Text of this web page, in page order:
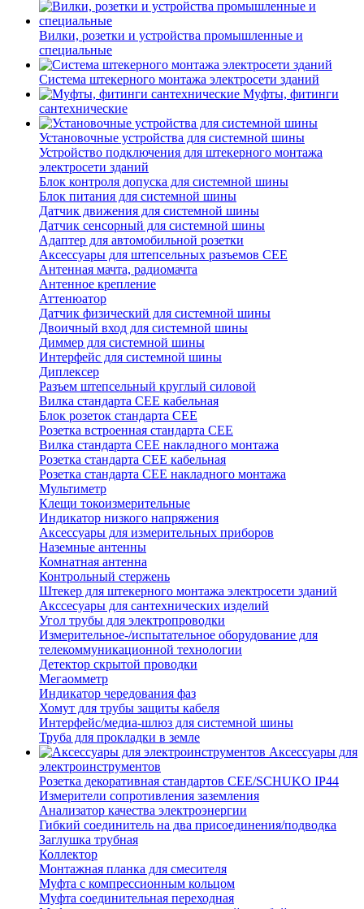
Вилки, розетки и устройства промышленные и
специальные
Система штекерного монтажа электросети зданий
Муфты, фитинги
сантехнические
Установочные устройства для системной шины
Устройство подключения для штекерного монтажа
электросети зданий
Блок контроля допуска для системной шины
Блок питания для системной шины
Датчик движения для системной шины
Датчик сенсорный для системной шины
Адаптер для автомобильной розетки
Аксессуары для штепсельных разъемов CEE
Антенная мачта, радиомачта
Антенное крепление
Аттенюатор
Датчик физический для системной шины
Двоичный вход для системной шины
Диммер для системной шины
Интерфейс для системной шины
Диплексер
Разъем штепсельный круглый силовой
Вилка стандарта CEE кабельная
Блок розеток стандарта CEE
Розетка встроенная стандарта CEE
Вилка стандарта CEE накладного монтажа
Розетка стандарта СЕЕ кабельная
Розетка стандарта СЕЕ накладного монтажа
Мультиметр
Клещи токоизмерительные
Индикатор низкого напряжения
Аксессуары для измерительных приборов
Наземные антенны
Комнатная антенна
Контрольный стержень
Штекер для штекерного монтажа электросети зданий
Акссесуары для сантехнических изделий
Угол трубы для электропроводки
Измерительное-/испытательное оборудование для
телекоммуникационной технологии
Детектор скрытой проводки
Мегаомметр
Индикатор чередования фаз
Хомут для трубы защиты кабеля
Интерфейс/медиа-шлюз для системной шины
Труба для прокладки в земле
Аксессуары для
электроинструментов
Розетка декоративная стандартов CEE/SCHUKO IP44
Измерители сопротивления заземления
Анализатор качества электроэнергии
Гибкий соединитель на два присоединения/подводка
Заглушка трубная
Коллектор
Монтажная планка для смесителя
Муфта с компрессионным кольцом
Муфта соединительная переходная